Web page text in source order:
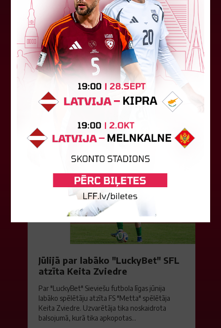
"Riga FC" iegūst handikapu, RFS
būs jāatspēlējas
Ceturtdienas vakarā savas spēles UEFA
Konferences līgas kvalifikācijas trešajā kārtā
aizvadīja divi Latvijas klubi. FC RFS izbraukumā ar
0:2 zaudēja Čehijas "Jablonec"...
06. augusts 2026.
Jūlijā par labāko "LuckyBet" SFL
atzīta Keita Zviedre
Par "LuckyBet" Sieviešu futbola līgas jūnija
labāko spēlētāju atzīta FS "Metta" spēlētāja
Keita Zviedre. Uzvarētāja tika noskaidrota
balsojumā, kurā tika apkopotas...